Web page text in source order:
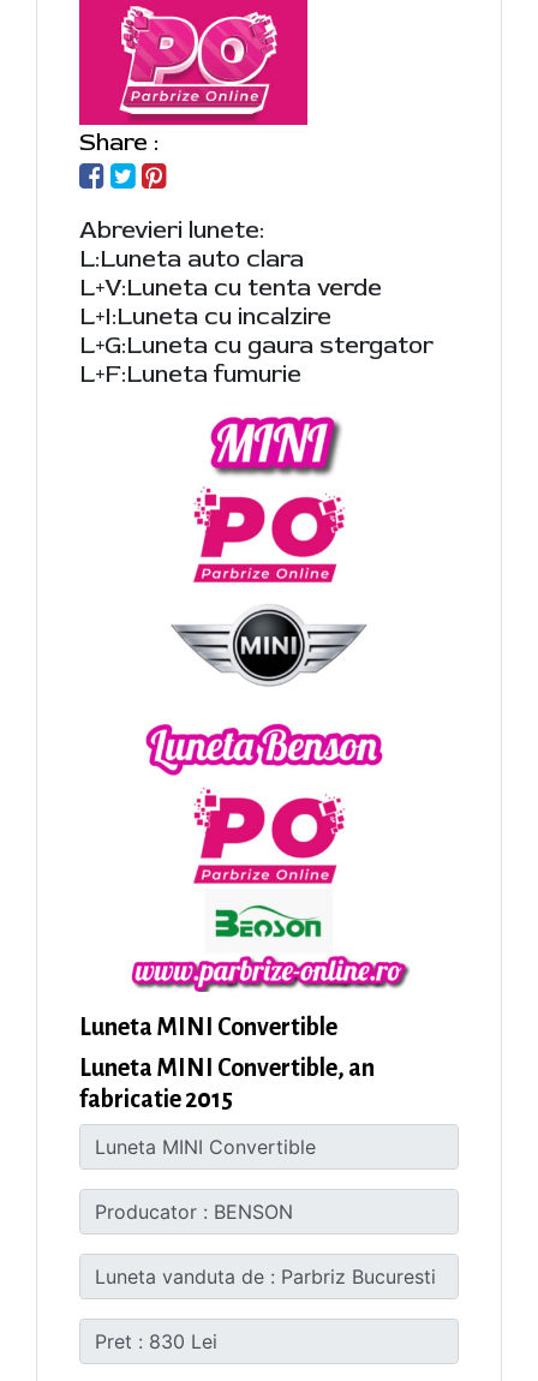
Share :
Abrevieri lunete:
L:Luneta auto clara
L+V:Luneta cu tenta verde
L+I:Luneta cu incalzire
L+G:Luneta cu gaura stergator
L+F:Luneta fumurie
Luneta MINI Convertible
Luneta MINI Convertible, an
fabricatie 2015